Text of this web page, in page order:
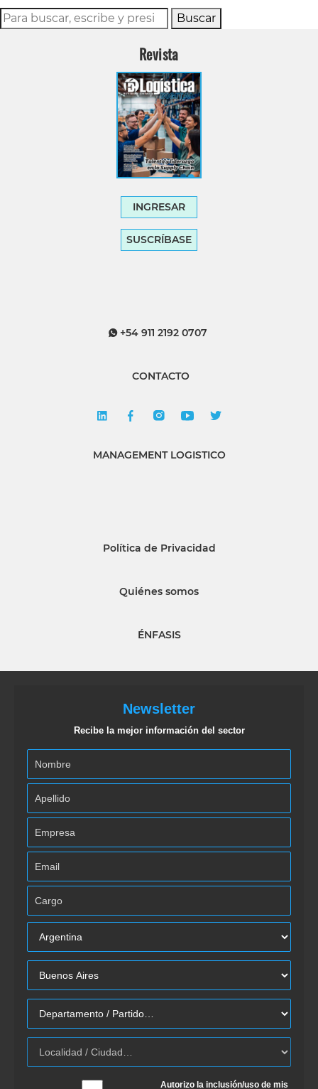
Buscar
Revista
INGRESAR
SUSCRÍBASE
+54 911 2192 0707
CONTACTO
MANAGEMENT LOGISTICO
Política de Privacidad
Quiénes somos
ÉNFASIS
Newsletter
Recibe la mejor información del sector
Autorizo la inclusión/uso de mis